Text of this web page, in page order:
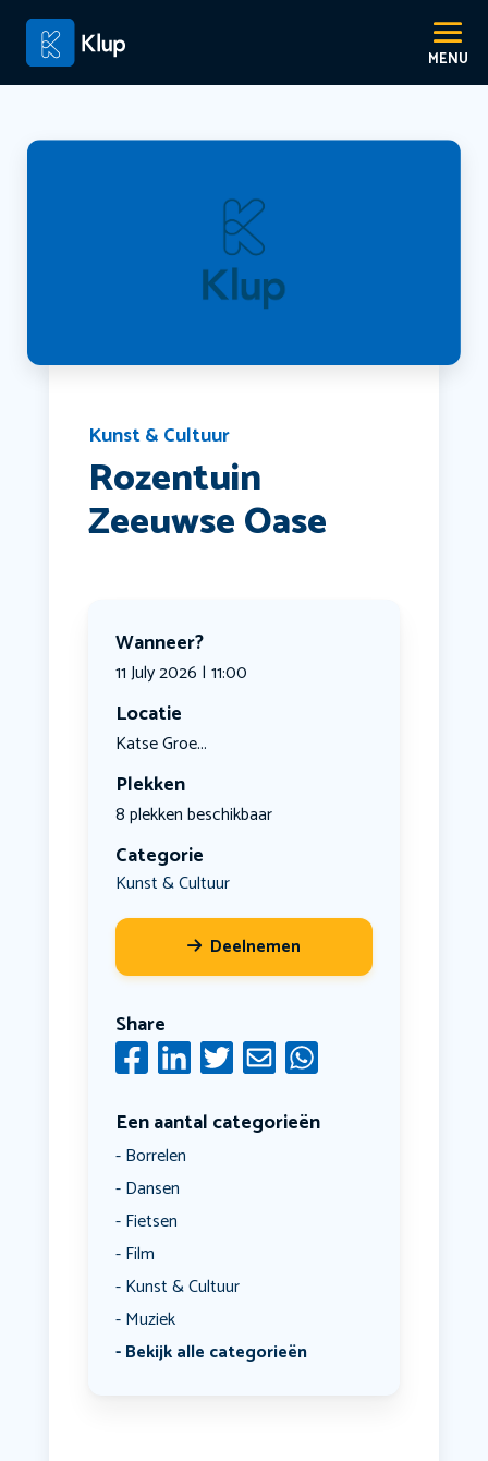
Kunst & Cultuur
Rozentuin
Zeeuwse Oase
Wanneer?
11 July 2026 | 11:00
Locatie
Katse Groe...
Plekken
8 plekken beschikbaar
Categorie
Kunst & Cultuur
Deelnemen
Share
Een aantal categorieën
Borrelen
Dansen
Fietsen
Film
Kunst & Cultuur
Muziek
Bekijk alle categorieën